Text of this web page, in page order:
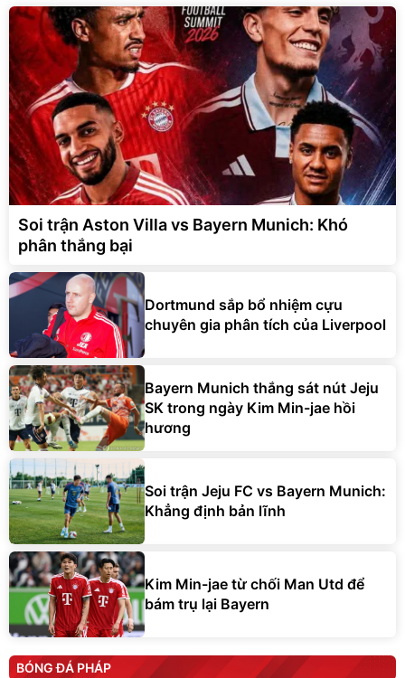
Soi trận Aston Villa vs Bayern Munich: Khó
phân thắng bại
Dortmund sắp bổ nhiệm cựu
chuyên gia phân tích của Liverpool
Bayern Munich thắng sát nút Jeju
SK trong ngày Kim Min-jae hồi
hương
Soi trận Jeju FC vs Bayern Munich:
Khẳng định bản lĩnh
Kim Min-jae từ chối Man Utd để
bám trụ lại Bayern
BÓNG ĐÁ PHÁP